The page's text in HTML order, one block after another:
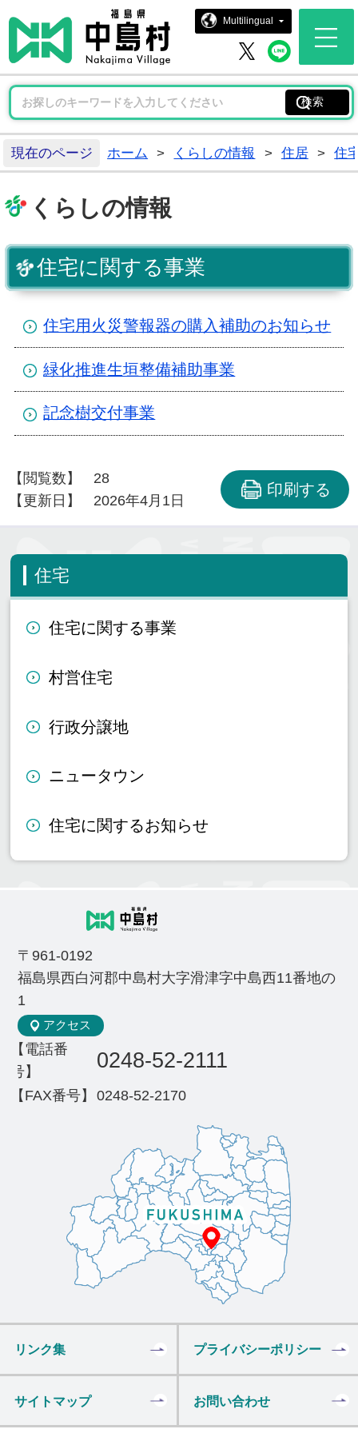
中島村ホ
Multilingual
中島村 X中島
現在のページ ホーム > くらしの情報 > 住居 > 住
くらしの情報
住宅に関する事業
住宅用火災警報器の購入補助のお知らせ
緑化推進生垣整備補助事業
記念樹交付事業
【閲覧数】
28
【更新日】
2026年4月1日
印刷する
住宅
住宅に関する事業
村営住宅
行政分譲地
ニュータウン
住宅に関するお知らせ
〒961-0192
福島県西白河郡中島村大字滑津字中島西11番地の
1
アクセス
【電話番
号】
0248-52-2111
【FAX番号】 0248-52-2170
リンク集 プライバシーポリシー
サイトマップ お問い合わせ